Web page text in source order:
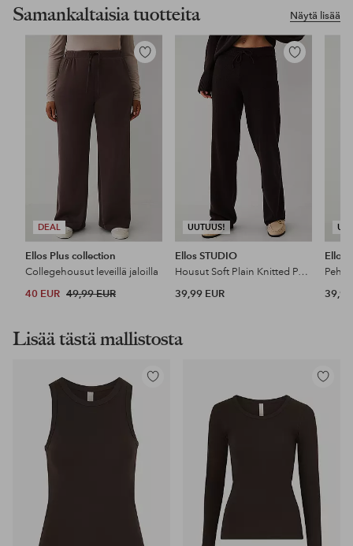
Näytä lisää
Samankaltaisia tuotteita
DEAL
Lisää
suosikkeihin
Ellos Plus collection
Collegehousut leveillä jaloilla
40 EUR 49,99 EUR
UUTUUS!
Lisää
Ellos STUDIO
Housut Soft Plain Knitted Pants Strai
39,99 EUR
Ellos
39,99
Lisää tästä mallistosta
Lisää
Lisää